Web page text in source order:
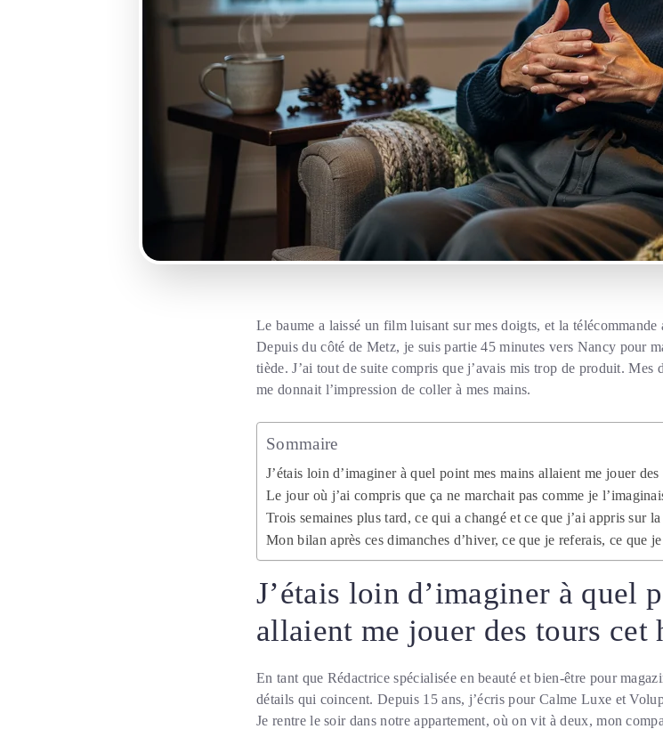
Le baume a laissé un film luisant sur mes doigts, et la
Depuis du côté de Metz, je suis partie 45 minutes vers Nancy pour
tiède. J’ai tout de suite compris que j’avais mis trop de produit.
me donnait l’impression de coller à mes mains.
Sommaire
J’étais loin d’imaginer à quel point mes mains allaient me jouer
Le jour où j’ai compris que ça ne marchait pas comme je
Trois semaines plus tard, ce qui a changé et ce que j’ai appris sur
Mon bilan après ces dimanches d’hiver, ce que je referais, ce que
J’étais loin d’imaginer à quel
allaient me jouer des tours cet
En tant que Rédactrice spécialisée en beauté et bien-être pour
détails qui coincent. Depuis 15 ans, j’écris pour Calme Luxe et
Je rentre le soir dans notre appartement, où on vit à deux, mon